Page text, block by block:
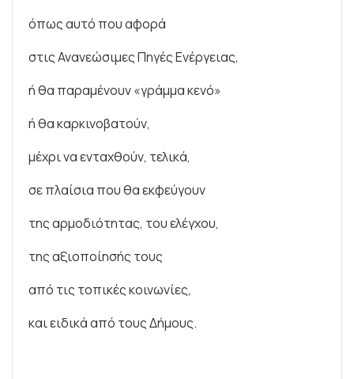
όπως αυτό που αφορά
στις Ανανεώσιμες Πηγές Ενέργειας,
ή θα παραμένουν «γράμμα κενό»
ή θα καρκινοβατούν,
μέχρι να ενταχθούν, τελικά,
σε πλαίσια που θα εκφεύγουν
της αρμοδιότητας, του ελέγχου,
της αξιοποίησής τους
από τις τοπικές κοινωνίες,
και ειδικά από τους Δήμους.